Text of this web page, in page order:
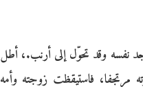
نفسه وقد تحوّل إلى أرنب.، أطل
مرتجفا، فاستيقظت زوجته وأمه